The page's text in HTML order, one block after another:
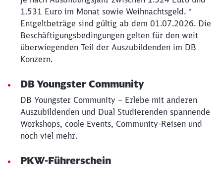
1.531 Euro im Monat sowie Weihnachtsgeld. *
Entgeltbeträge sind gültig ab dem 01.07.2026. Die
Beschäftigungsbedingungen gelten für den weit
überwiegenden Teil der Auszubildenden im DB
Konzern.
DB Youngster Community
DB Youngster Community – Erlebe mit anderen
Auszubildenden und Dual Studierenden spannende
Workshops, coole Events, Community-Reisen und
noch viel mehr.
PKW-Führerschein